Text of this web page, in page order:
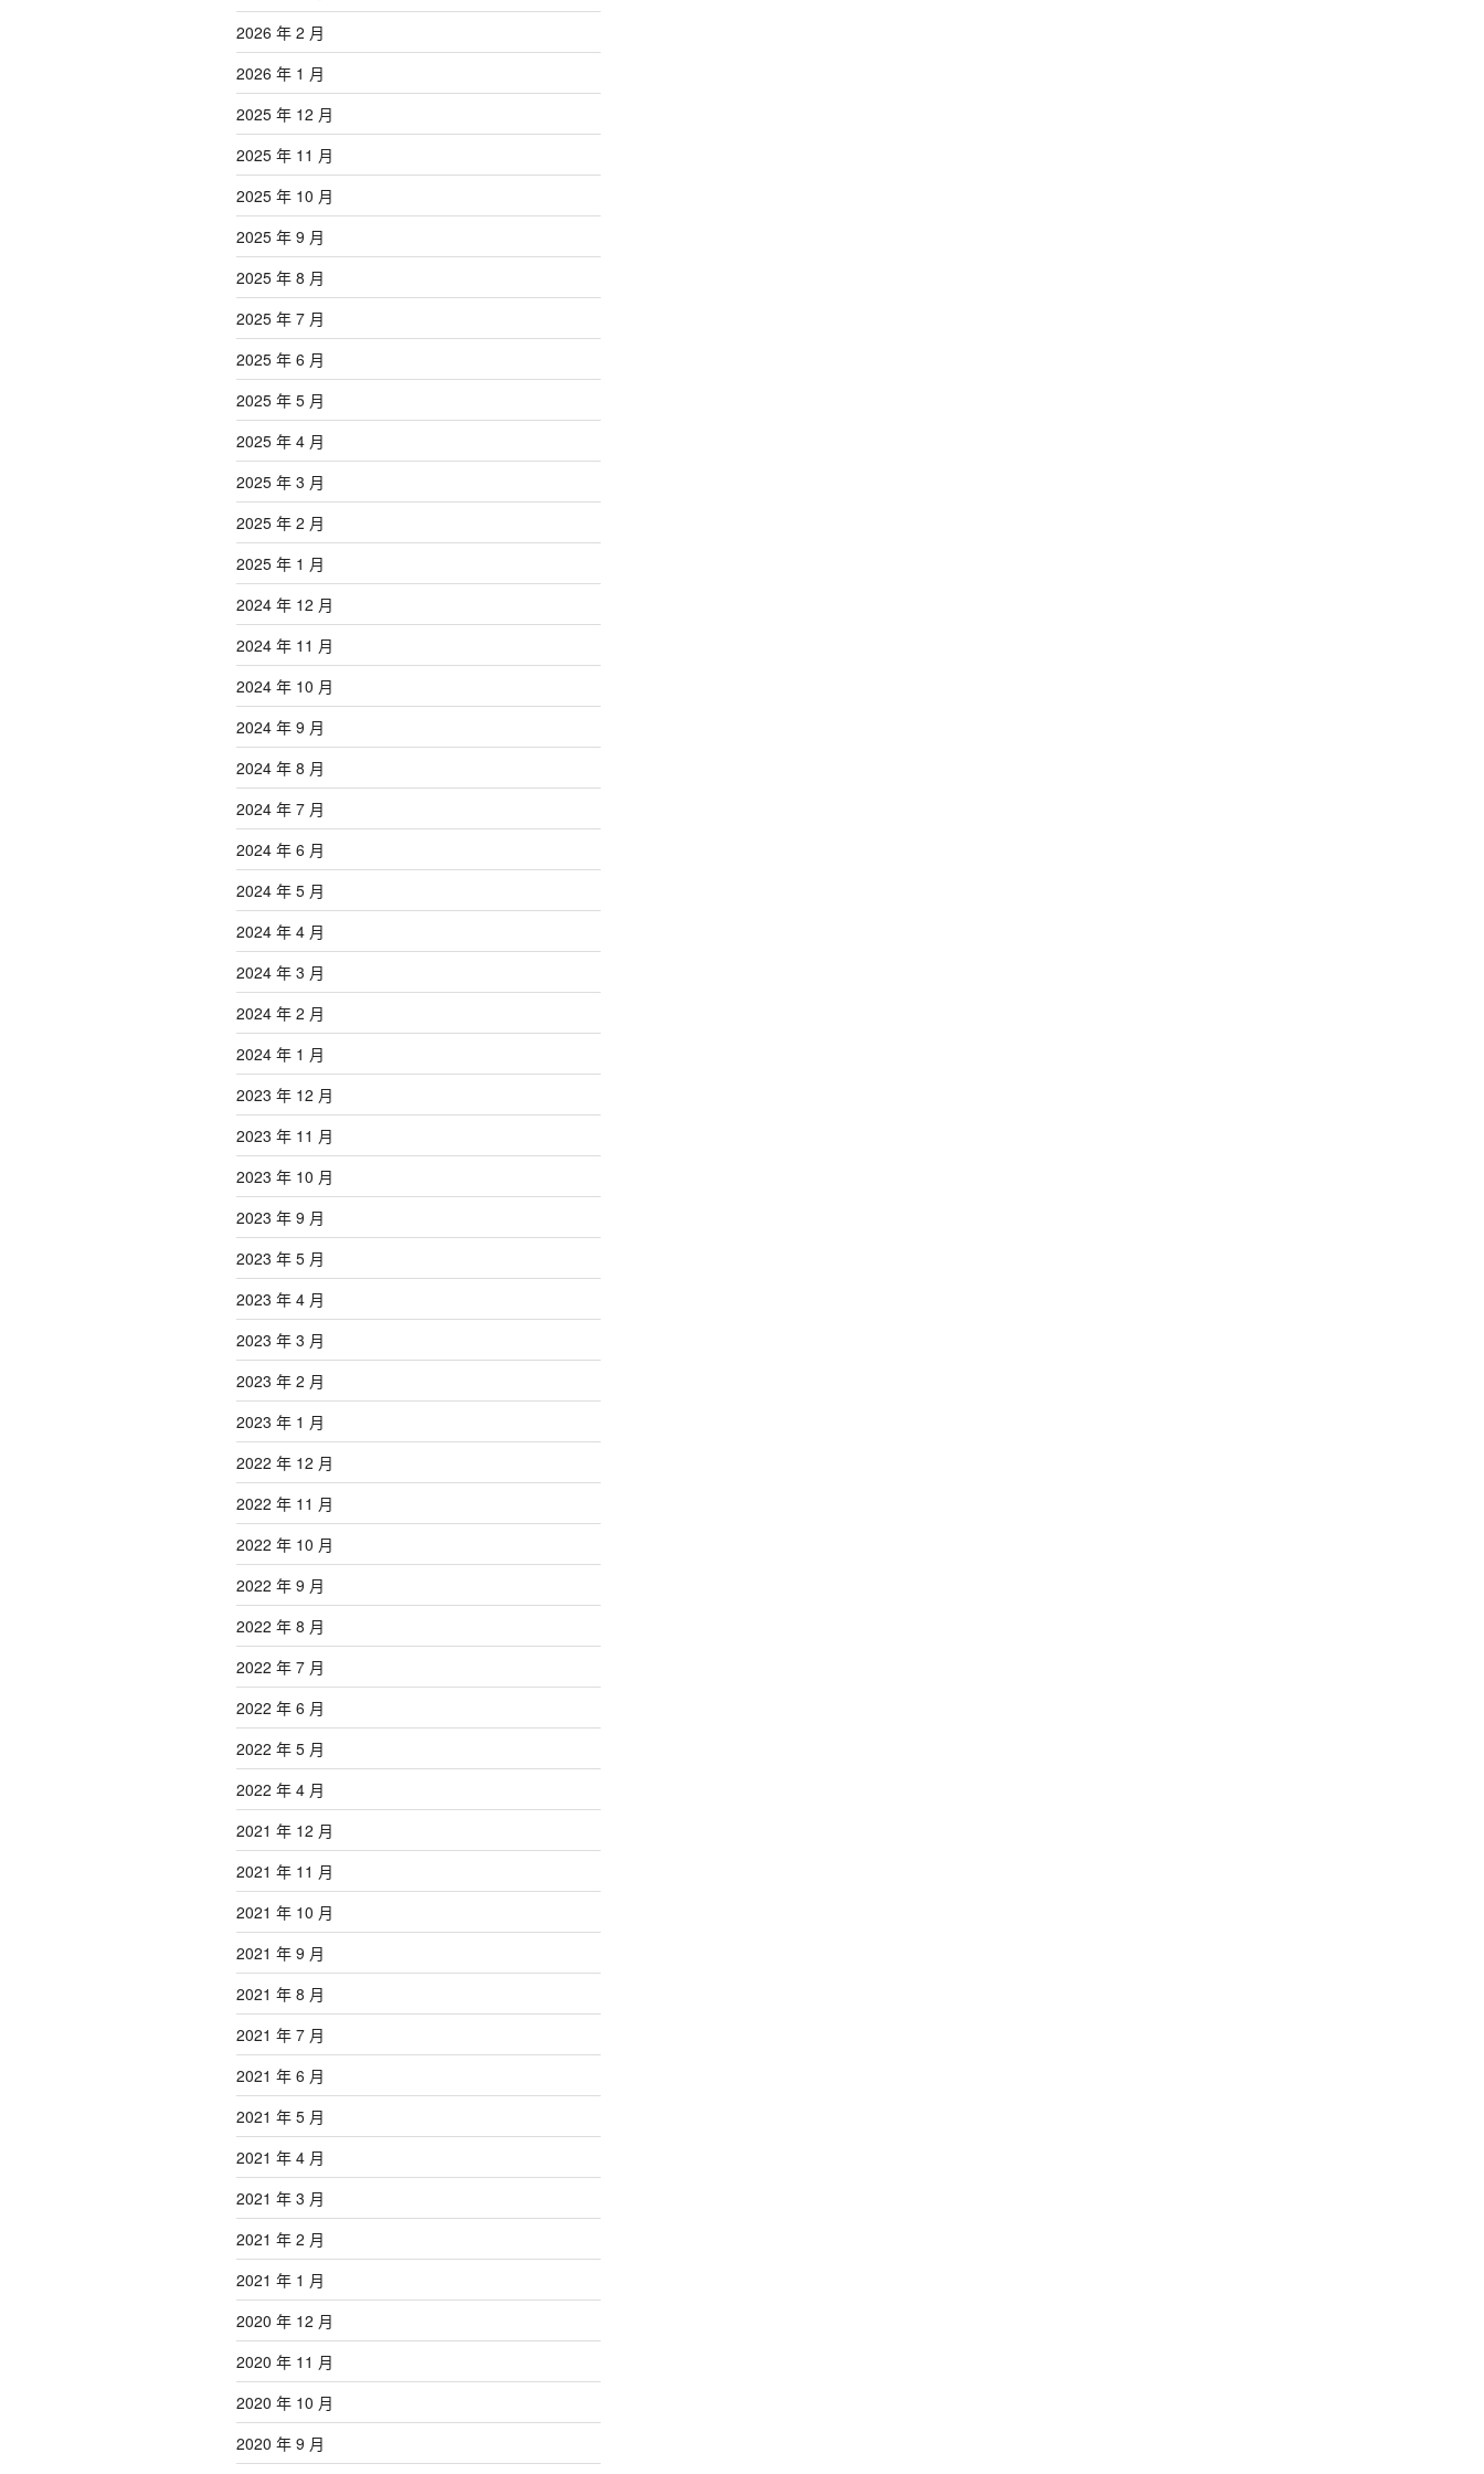
2026 年 2 月
2026 年 1 月
2025 年 12 月
2025 年 11 月
2025 年 10 月
2025 年 9 月
2025 年 8 月
2025 年 7 月
2025 年 6 月
2025 年 5 月
2025 年 4 月
2025 年 3 月
2025 年 2 月
2025 年 1 月
2024 年 12 月
2024 年 11 月
2024 年 10 月
2024 年 9 月
2024 年 8 月
2024 年 7 月
2024 年 6 月
2024 年 5 月
2024 年 4 月
2024 年 3 月
2024 年 2 月
2024 年 1 月
2023 年 12 月
2023 年 11 月
2023 年 10 月
2023 年 9 月
2023 年 5 月
2023 年 4 月
2023 年 3 月
2023 年 2 月
2023 年 1 月
2022 年 12 月
2022 年 11 月
2022 年 10 月
2022 年 9 月
2022 年 8 月
2022 年 7 月
2022 年 6 月
2022 年 5 月
2022 年 4 月
2021 年 12 月
2021 年 11 月
2021 年 10 月
2021 年 9 月
2021 年 8 月
2021 年 7 月
2021 年 6 月
2021 年 5 月
2021 年 4 月
2021 年 3 月
2021 年 2 月
2021 年 1 月
2020 年 12 月
2020 年 11 月
2020 年 10 月
2020 年 9 月